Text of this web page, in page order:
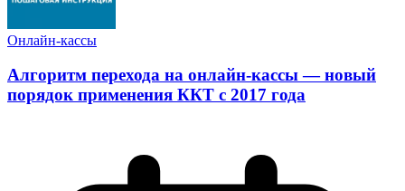
Онлайн-кассы
Алгоритм перехода на онлайн-кассы — новый
порядок применения ККТ с 2017 года